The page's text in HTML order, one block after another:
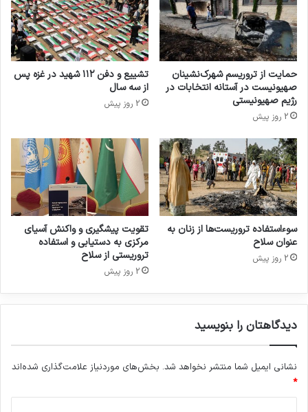
حمایت از تروریسم شهرک‌نشینان
صهیونیست در آستانه انتخابات در
رژیم صهیونیستی
2 روز پیش
تشییع و دفن ۱۱۲ شهید در غزه پس
از سه سال
2 روز پیش
سوءاستفاده تروریست‌ها از زنان به
عنوان سلاح
2 روز پیش
تقویت پیشگیری و واکنش آسیای
مرکزی به دستیابی و استفاده
تروریستی از سلاح
2 روز پیش
دیدگاهتان را بنویسید
نشانی ایمیل شما منتشر نخواهد شد. بخش‌های موردنیاز علامت‌گذاری شده‌اند
*